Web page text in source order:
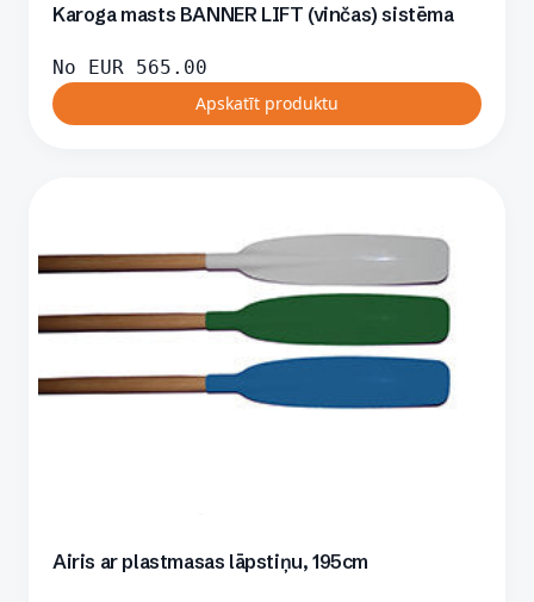
Karoga masts BANNER LIFT (vinčas) sistēma
No EUR
565.00
Apskatīt produktu
Airis ar plastmasas lāpstiņu, 195cm